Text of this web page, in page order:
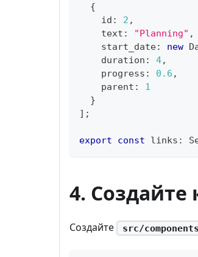
{
    id
: 2 ,
    text
: "Planning" ,
    start_date
: new
    duration
: 4,
    progress
: 0.6 ,
    parent
:
1
}
] ;
export const links :
4.
Создайте src/